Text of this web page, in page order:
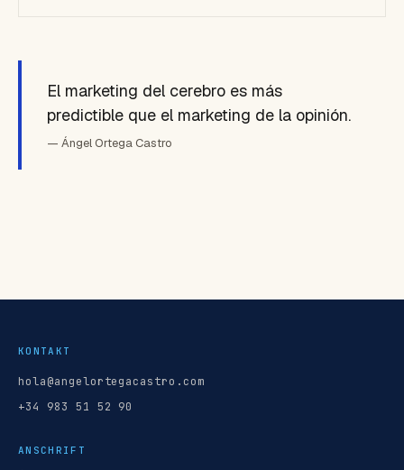
El marketing del cerebro es más
predictible que el marketing de la opinión.
— Ángel Ortega Castro
KONTAKT
hola@angelortegacastro.com
+34 983 51 52 90
ANSCHRIFT